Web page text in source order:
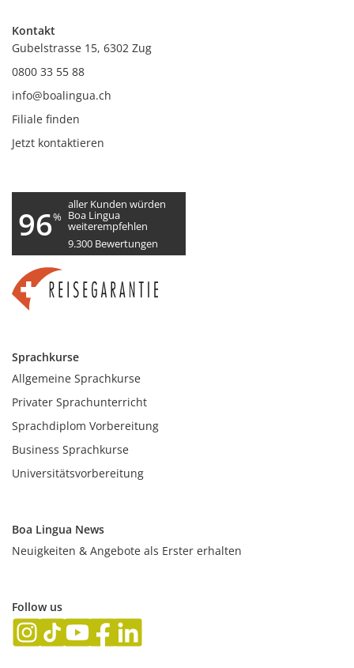
Kontakt
Gubelstrasse 15, 6302 Zug
0800 33 55 88
info@boalingua.ch
Filiale finden
Jetzt kontaktieren
96%
aller Kunden würden
Boa Lingua
weiterempfehlen
9.300 Bewertungen
Sprachkurse
Allgemeine Sprachkurse
Privater Sprachunterricht
Sprachdiplom Vorbereitung
Business Sprachkurse
Universitätsvorbereitung
Boa Lingua News
Neuigkeiten & Angebote als Erster erhalten
Follow us